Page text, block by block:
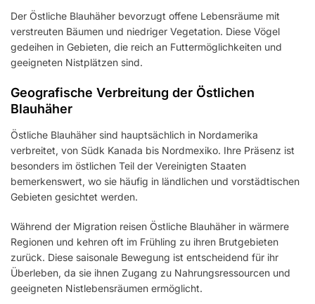
Der Östliche Blauhäher bevorzugt offene Lebensräume mit
verstreuten Bäumen und niedriger Vegetation. Diese Vögel
gedeihen in Gebieten, die reich an Futtermöglichkeiten und
geeigneten Nistplätzen sind.
Geografische Verbreitung der Östlichen
Blauhäher
Östliche Blauhäher sind hauptsächlich in Nordamerika
verbreitet, von Südk Kanada bis Nordmexiko. Ihre Präsenz ist
besonders im östlichen Teil der Vereinigten Staaten
bemerkenswert, wo sie häufig in ländlichen und vorstädtischen
Gebieten gesichtet werden.
Während der Migration reisen Östliche Blauhäher in wärmere
Regionen und kehren oft im Frühling zu ihren Brutgebieten
zurück. Diese saisonale Bewegung ist entscheidend für ihr
Überleben, da sie ihnen Zugang zu Nahrungsressourcen und
geeigneten Nistlebensräumen ermöglicht.